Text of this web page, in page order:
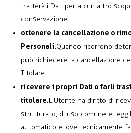
tratterà i Dati per alcun altro
conservazione.
ottenere la cancellazione o
Personali.Quando ricorrono
può richiedere la cancellazione
Titolare.
ricevere i propri Dati o farli
titolare.L’Utente ha diritto di
strutturato, di uso comune e
automatico e, ove tecnicamente